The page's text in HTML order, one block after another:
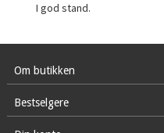
I god stand.
Om butikken
Bestselgere